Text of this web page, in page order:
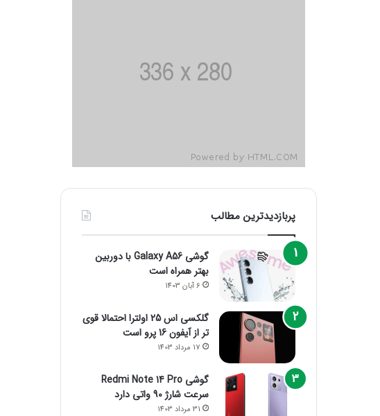
پربازدیدترین مطالب
گوشی Galaxy A56 با دوربین
بهتر همراه است
6 آبان 1403
گلکسی اس 25 اولترا احتمالا قوی
تر از آیفون 16 پرو است
17 مرداد 1403
گوشی Redmi Note 14 Pro
سرعت شارژ 90 واتی دارد
31 مرداد 1403